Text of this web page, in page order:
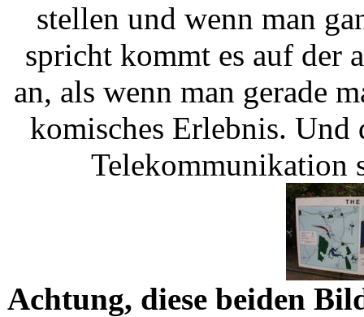
stellen und wenn man
spricht kommt es auf der
an, als wenn man gerade
komisches Erlebnis. Und
Telekommunikation
Achtung, diese beiden